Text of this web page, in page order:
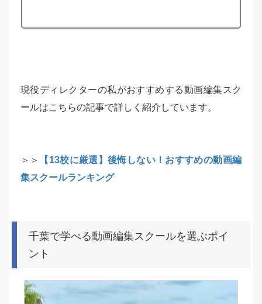
現役ディレクターの私がおすすめする動画編集スク
ールはこちらの記事で詳しく紹介しています。
＞＞
【13校に厳選】後悔しない！おすすめの動画編
集スクールランキング
千葉で学べる動画編集スクールを選ぶポイ
ント